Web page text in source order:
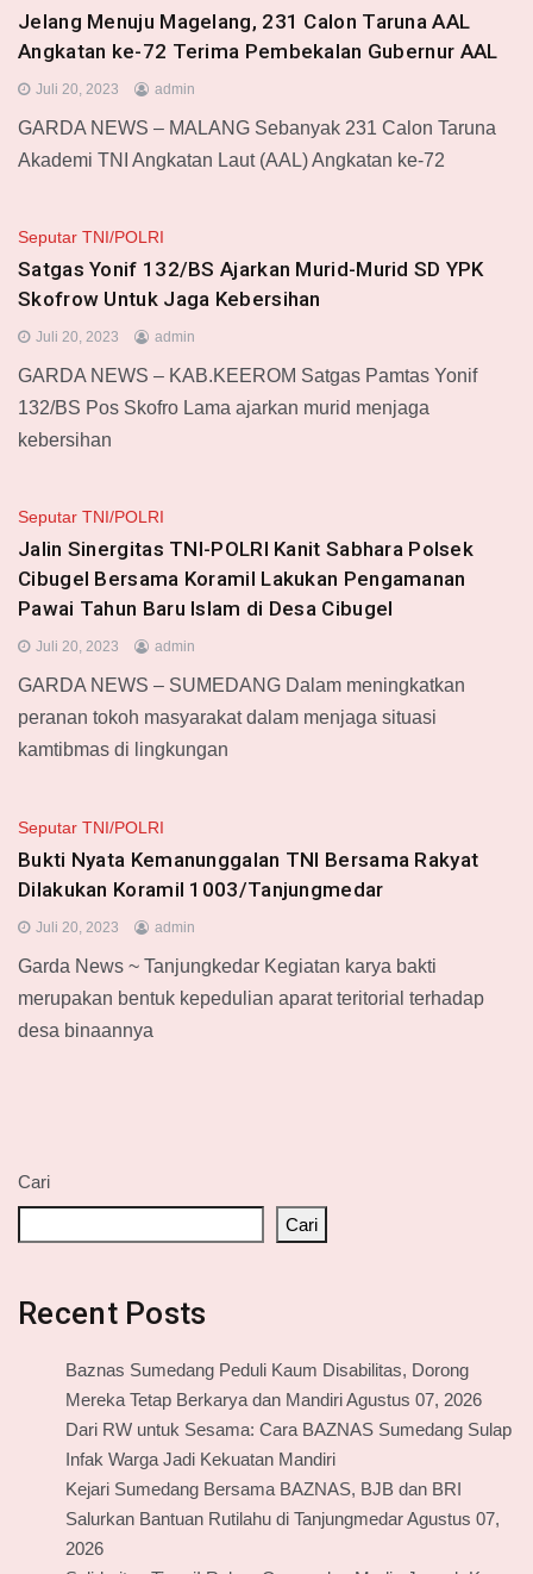
Jelang Menuju Magelang, 231 Calon Taruna AAL
Angkatan ke-72 Terima Pembekalan Gubernur AAL
Juli 20, 2023 admin
GARDA NEWS – MALANG Sebanyak 231 Calon Taruna
Akademi TNI Angkatan Laut (AAL) Angkatan ke-72
Seputar TNI/POLRI
Satgas Yonif 132/BS Ajarkan Murid-Murid SD YPK
Skofrow Untuk Jaga Kebersihan
Juli 20, 2023 admin
GARDA NEWS – KAB.KEEROM Satgas Pamtas Yonif
132/BS Pos Skofro Lama ajarkan murid menjaga
kebersihan
Seputar TNI/POLRI
Jalin Sinergitas TNI-POLRI Kanit Sabhara Polsek
Cibugel Bersama Koramil Lakukan Pengamanan
Pawai Tahun Baru Islam di Desa Cibugel
Juli 20, 2023 admin
GARDA NEWS – SUMEDANG Dalam meningkatkan
peranan tokoh masyarakat dalam menjaga situasi
kamtibmas di lingkungan
Seputar TNI/POLRI
Bukti Nyata Kemanunggalan TNI Bersama Rakyat
Dilakukan Koramil 1003/Tanjungmedar
Juli 20, 2023 admin
Garda News ~ Tanjungkedar Kegiatan karya bakti
merupakan bentuk kepedulian aparat teritorial terhadap
desa binaannya
Cari
Cari
Recent Posts
Baznas Sumedang Peduli Kaum Disabilitas, Dorong
Mereka Tetap Berkarya dan Mandiri Agustus 07, 2026
Dari RW untuk Sesama: Cara BAZNAS Sumedang Sulap
Infak Warga Jadi Kekuatan Mandiri
Kejari Sumedang Bersama BAZNAS, BJB dan BRI
Salurkan Bantuan Rutilahu di Tanjungmedar Agustus 07,
2026